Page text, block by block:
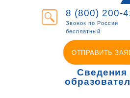
8 (800) 200-
Звонок по России
бесплатный
ОТПРАВИТЬ
Сведения